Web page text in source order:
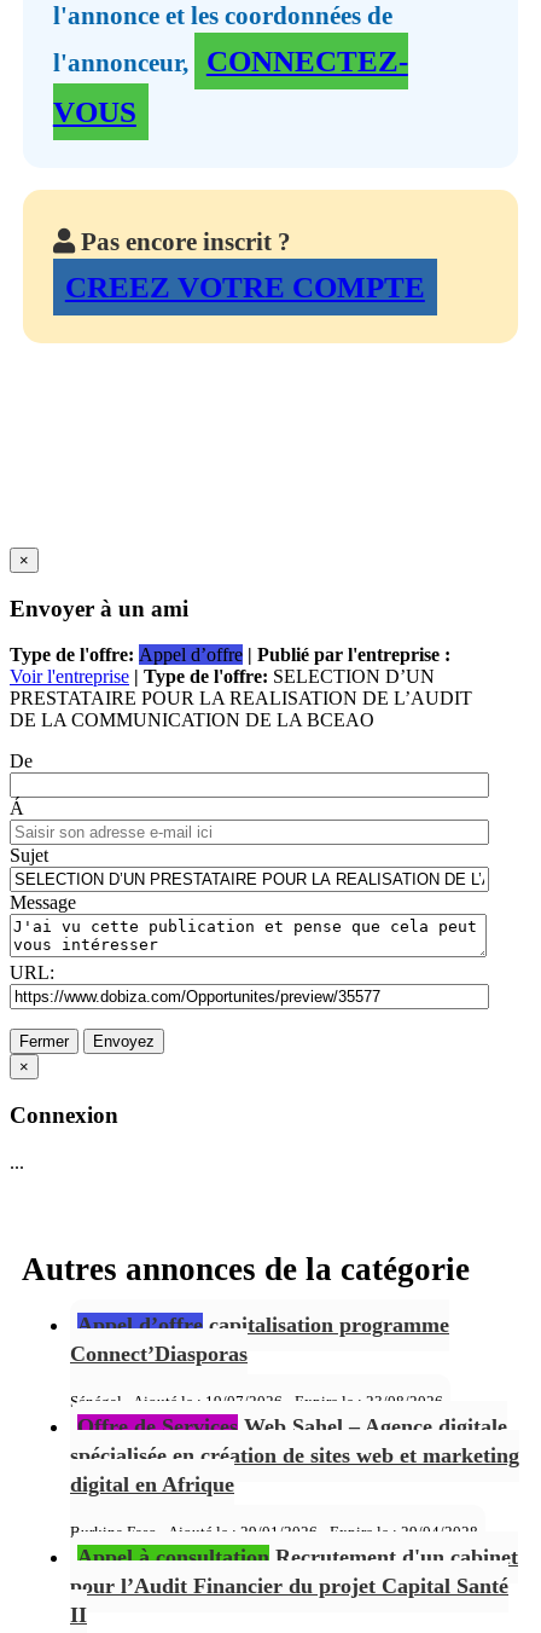
l'annonce et les coordonnées de
l'annonceur,
CONNECTEZ-
VOUS
Pas encore inscrit ?
CREEZ VOTRE COMPTE
×
Envoyer à un ami
Type de l'offre: Appel d’offre | Publié par l'entreprise :
Voir l'entreprise | Type de l'offre: SELECTION D’UN
PRESTATAIRE POUR LA REALISATION DE L’AUDIT
DE LA COMMUNICATION DE LA BCEAO
De
Á
Sujet
Message
URL:
Fermer
Envoyez
×
Connexion
...
Autres annonces de la catégorie
Appel d’offre capitalisation programme
Connect’Diasporas
Sénégal - Ajouté le : 19/07/2026 - Expire le : 23/08/2026
Offre de Services Web Sahel – Agence digitale
spécialisée en création de sites web et marketing
digital en Afrique
Burkina Faso - Ajouté le : 29/01/2026 - Expire le : 29/04/2028
Appel à consultation Recrutement d'un cabinet
pour l’Audit Financier du projet Capital Santé
II